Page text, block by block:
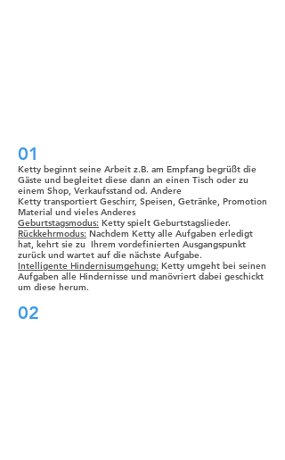
01
Ketty beginnt seine Arbeit z.B. am Empfang begrüßt die
Gäste und begleitet diese dann an einen Tisch oder zu
einem Shop, Verkaufsstand od. Andere
Ketty transportiert Geschirr, Speisen, Getränke, Promotion
Material und vieles Anderes
Geburtstagsmodus: Ketty spielt Geburtstagslieder.
Rückkehrmodus: Nachdem Ketty alle Aufgaben erledigt
hat, kehrt sie zu Ihrem vordefinierten Ausgangspunkt
zurück und wartet auf die nächste Aufgabe.
Intelligente Hindernisumgehung: Ketty umgeht bei seinen
Aufgaben alle Hindernisse und manövriert dabei geschickt
um diese herum.
02